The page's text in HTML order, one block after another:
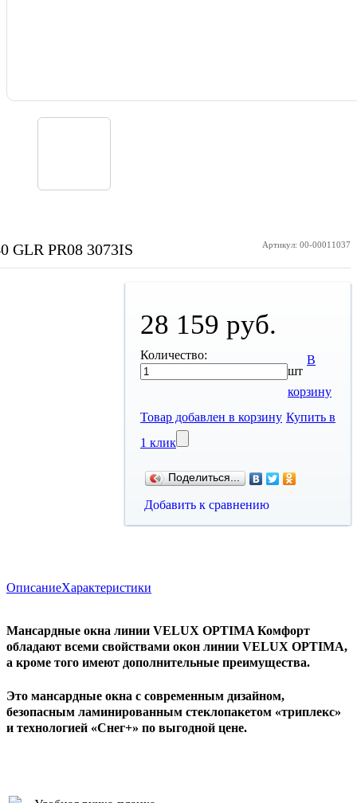
Артикул: 00-00011037
GLR PR08 3073IS
28 159 руб.
Количество:
шт
В
корзину
Товар добавлен в корзину Купить в
1 клик
Поделиться...
Добавить к сравнению
ОписаниеХарактеристики
Мансардные окна линии VELUX OPTIMA Комфорт
обладают всеми свойствами окон линии VELUX OPTIMA,
а кроме того имеют дополнительные преимущества.
Это мансардные окна с современным дизайном,
безопасным ламинированным стеклопакетом «триплекс»
и технологией «Снег+» по выгодной цене.